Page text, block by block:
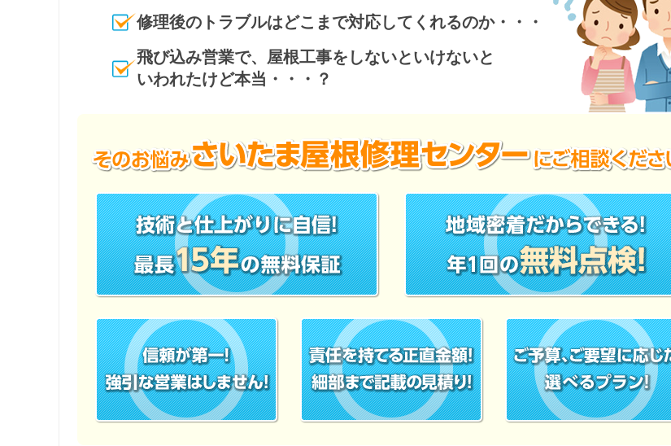
屋根塗装 防水工事 外壁塗装
修理後のトラブルはどこまで対応してくれるのか・・・
飛び込み営業で、屋根工事をしないといけないと
いわれたけど本当・・・？